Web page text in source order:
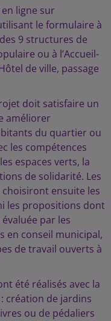
ligne sur
le formulaire à
9 structures de
ou à l’Accueil-
de ville, passage
doit satisfaire un
améliorer
du quartier ou
les compétences
espaces verts, la
de solidarité. Les
ensuite les
les propositions dont
par les
en conseil municipal,
de travail ouverts à
été réalisés avec la
création de jardins
ou de pédaliers